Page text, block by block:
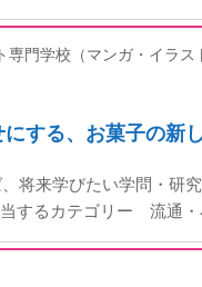
専門学校（マンガ・イラス
にする、お菓子の新
将来学びたい学問・研
するカテゴリー 流通・